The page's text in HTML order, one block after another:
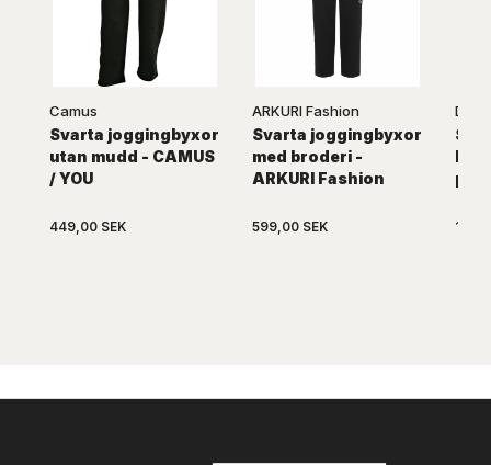
Camus
Svarta joggingbyxor
utan mudd - CAMUS
/ YOU
449,00 SEK
ARKURI Fashion
Svarta joggingbyxor
med broderi -
ARKURI Fashion
599,00 SEK
D555
par)